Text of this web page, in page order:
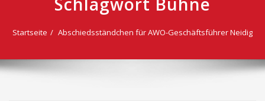
Startseite Abschiedsständchen für AWO-Geschäftsführer Neidig